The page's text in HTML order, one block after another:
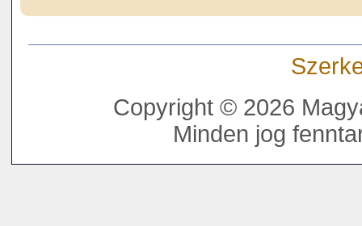
Copyright © 2026
Minden jog